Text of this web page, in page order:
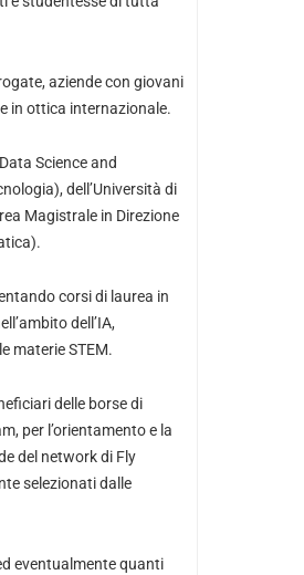
aziende con giovani
in ottica internazionale.
Science and
dell’Università di
Magistrale in Direzione
corsi di laurea in
dell’IA,
materie STEM.
delle borse di
per l’orientamento e la
del network di Fly
selezionati dalle
eventualmente quanti